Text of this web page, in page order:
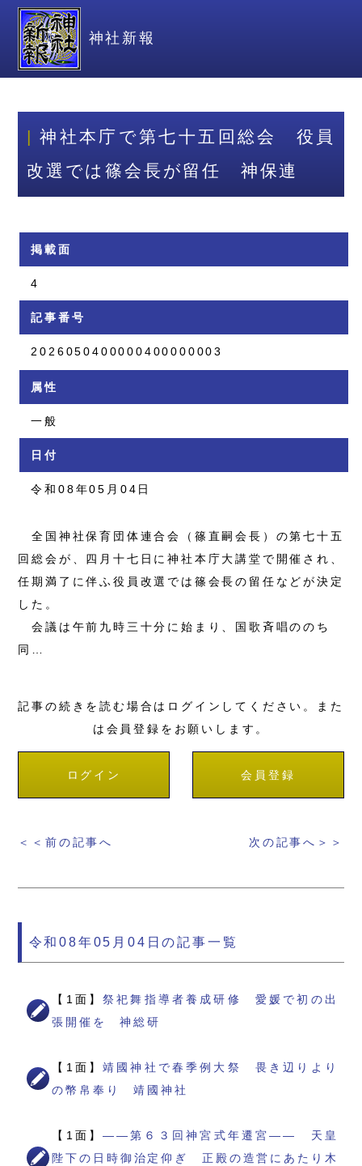
神社新報
神社本庁で第七十五回総会 役員
改選では篠会長が留任 神保連
掲載面
4
記事番号
2026050400000400000003
属性
一般
日付
令和08年05月04日
全国神社保育団体連合会（篠直嗣会長）の第七十五
回総会が、四月十七日に神社本庁大講堂で開催され、
任期満了に伴ふ役員改選では篠会長の留任などが決定
した。
会議は午前九時三十分に始まり、国歌斉唱ののち
同…
記事の続きを読む場合はログインしてください。また
は会員登録をお願いします。
ログイン 会員登録
＜＜前の記事へ 次の記事へ＞＞
令和08年05月04日の記事一覧
【1面】祭祀舞指導者養成研修 愛媛で初の出
張開催を 神総研
【1面】靖國神社で春季例大祭 畏き辺りより
の幣帛奉り 靖國神社
【1面】――第６３回神宮式年遷宮―― 天皇
陛下の日時御治定仰ぎ 正殿の造営にあたり木